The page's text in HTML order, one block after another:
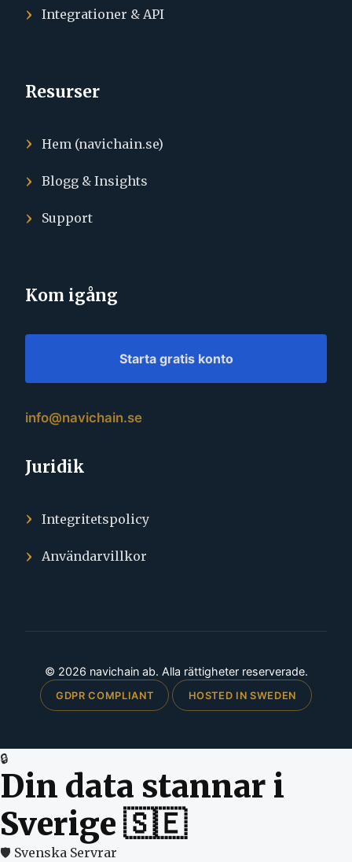
Integrationer & API
Resurser
Hem (navichain.se)
Blogg & Insights
Support
Kom igång
Starta gratis konto
info@navichain.se
Juridik
Integritetspolicy
Användarvillkor
© 2026 navichain ab. Alla rättigheter reserverade.
GDPR COMPLIANT HOSTED IN SWEDEN
🔒
Din data stannar i
Sverige 🇸🇪
🛡️ Svenska Servrar